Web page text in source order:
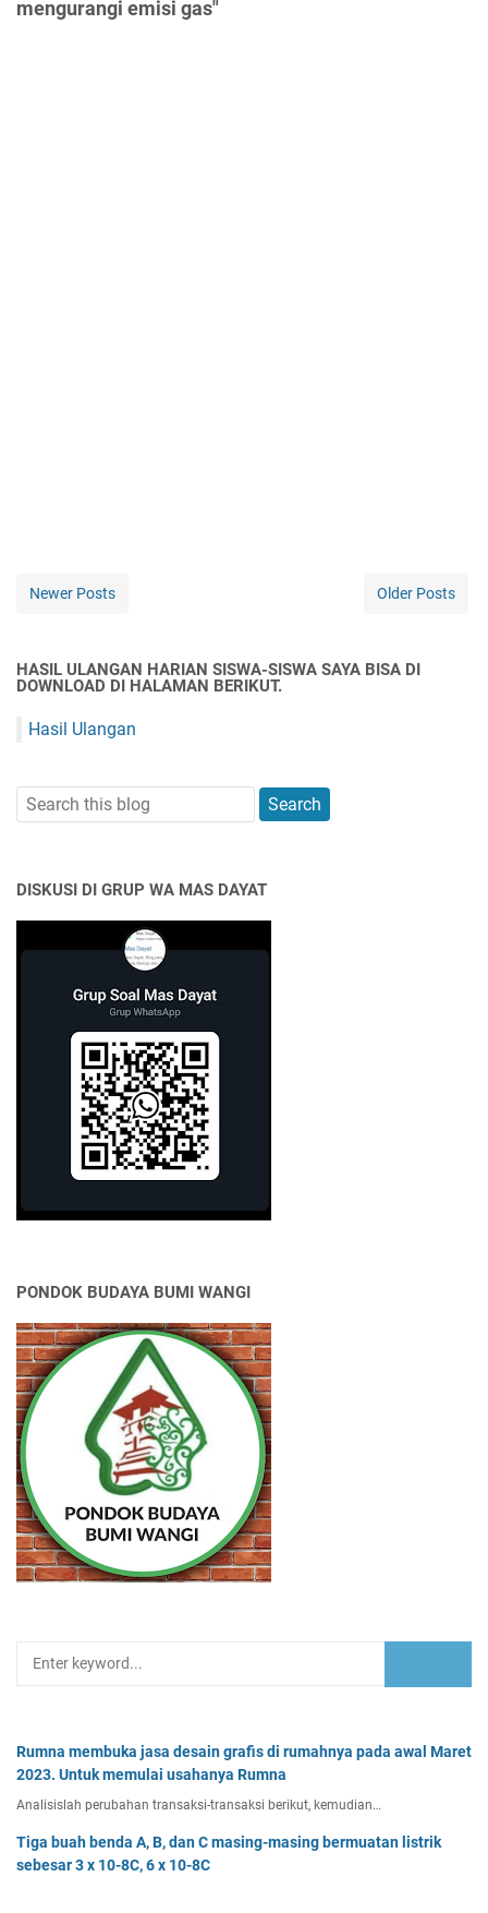
mengurangi emisi gas"
Newer Posts Older Posts
HASIL ULANGAN HARIAN SISWA-SISWA SAYA BISA DI
DOWNLOAD DI HALAMAN BERIKUT.
Hasil Ulangan
DISKUSI DI GRUP WA MAS DAYAT
PONDOK BUDAYA BUMI WANGI
Rumna membuka jasa desain grafis di rumahnya pada awal Maret
2023. Untuk memulai usahanya Rumna
Analisislah perubahan transaksi-transaksi berikut, kemudian…
Tiga buah benda A, B, dan C masing-masing bermuatan listrik
sebesar 3 x 10-8C, 6 x 10-8C